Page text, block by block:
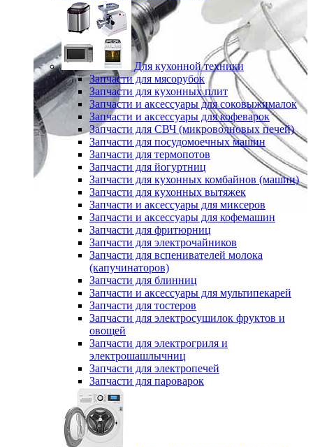
Для кухонной техники
Запчасти для мясорубок
Запчасти для кухонных плит
Запчасти и аксессуары для соковыжималок
Запчасти и аксессуары для кофеварок
Запчасти для СВЧ (микроволновых печей)
Запчасти для посудомоечных машин
Запчасти для термопотов
Запчасти для йогуртниц
Запчасти для кухонных комбайнов (машин)
Запчасти для кухонных вытяжек
Запчасти и аксессуары для миксеров
Запчасти и аксессуары для кофемашин
Запчасти для фритюрниц
Запчасти для электрочайников
Запчасти для вспенивателей молока
(капучинаторов)
Запчасти для блинниц
Запчасти и аксессуары для мультипекарей
Запчасти для тостеров
Запчасти для электросушилок фруктов и
овощей
Запчасти для электрогриля и
электрошашлычниц
Запчасти для электропечей
Запчасти для пароварок